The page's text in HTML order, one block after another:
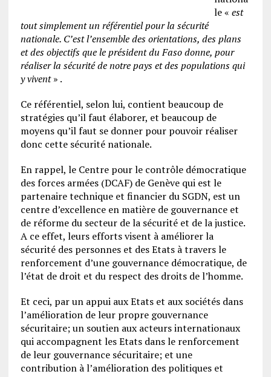
le « est
tout simplement un référentiel pour la sécurité
nationale. C’est l’ensemble des orientations, des plans
et des objectifs que le président du Faso donne, pour
réaliser la sécurité de notre pays et des populations qui
y vivent» .
Ce référentiel, selon lui, contient beaucoup de
stratégies qu’il faut élaborer, et beaucoup de
moyens qu’il faut se donner pour pouvoir réaliser
donc cette sécurité nationale.
En rappel, le Centre pour le contrôle démocratique
des forces armées (DCAF) de Genève qui est le
partenaire technique et financier du SGDN, est un
centre d’excellence en matière de gouvernance et
de réforme du secteur de la sécurité et de la justice.
A ce effet, leurs efforts visent à améliorer la
sécurité des personnes et des Etats à travers le
renforcement d’une gouvernance démocratique, de
l’état de droit et du respect des droits de l’homme.
Et ceci, par un appui aux Etats et aux sociétés dans
l’amélioration de leur propre gouvernance
sécuritaire; un soutien aux acteurs internationaux
qui accompagnent les Etats dans le renforcement
de leur gouvernance sécuritaire; et une
contribution à l’amélioration des politiques et